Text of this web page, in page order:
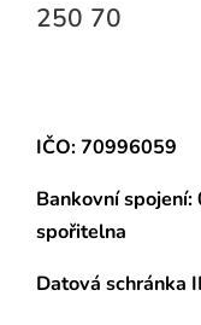
250 70
IČO: 70996059
Bankovní spojení:
spořitelna
Datová schránka